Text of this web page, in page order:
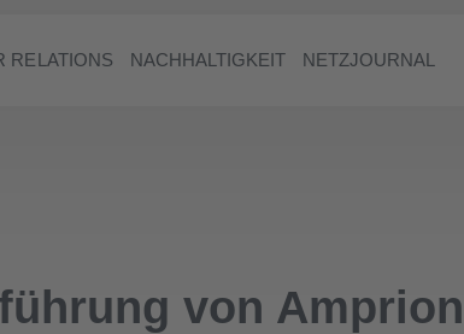
RELATIONS NACHHALTIGKEIT NETZJOURNAL
von